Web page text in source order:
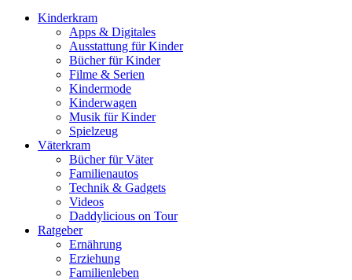
Kinderkram
Apps & Digitales
Ausstattung für Kinder
Bücher für Kinder
Filme & Serien
Kindermode
Kinderwagen
Musik für Kinder
Spielzeug
Väterkram
Bücher für Väter
Familienautos
Technik & Gadgets
Videos
Daddylicious on Tour
Ratgeber
Ernährung
Erziehung
Familienleben